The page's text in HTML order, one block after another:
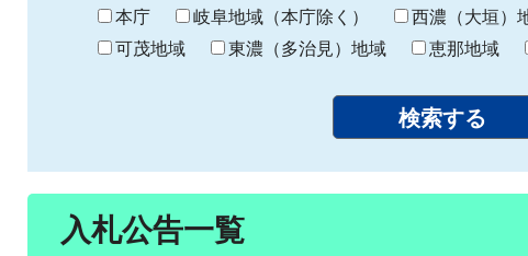
ま
り
わ
り
本庁 岐阜地域（本庁除く） 西濃（大垣）
可茂地域
東濃（多治見）地域 恵那地域
入札公告一覧